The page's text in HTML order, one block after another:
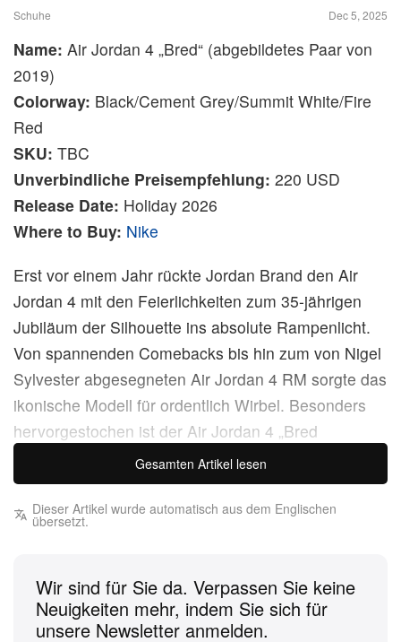
Schuhe Dec 5, 2025
Name: Air Jordan 4 „Bred“ (abgebildetes Paar von
2019)
Colorway: Black/Cement Grey/Summit White/Fire
Red
SKU: TBC
Unverbindliche Preisempfehlung: 220 USD
Release Date: Holiday 2026
Where to Buy: Nike
Erst vor einem Jahr rückte Jordan Brand den Air
Jordan 4 mit den Feierlichkeiten zum 35-jährigen
Jubiläum der Silhouette ins absolute Rampenlicht.
Von spannenden Comebacks bis hin zum von Nigel
Sylvester abgesegneten Air Jordan 4 RM sorgte das
ikonische Modell für ordentlich Wirbel. Besonders
hervorgestochen ist der Air Jordan 4 „Bred
Reimagined“, der den OG-Colorway mit einem
Upper aus Leder neu interpretiert hat. Für alle, die
sich den Nubuk-Look zurückgewünscht haben, den
Laut einem neuenReportvon den Sneaker-Insidern
zSneakerHeadz und Sneaker Files ist für nächstes
Gesamten Artikel lesen
Dieser Artikel wurde automatisch aus dem Englischen
übersetzt.
Wir sind für Sie da. Verpassen Sie keine
Neuigkeiten mehr, indem Sie sich für
unsere Newsletter anmelden.